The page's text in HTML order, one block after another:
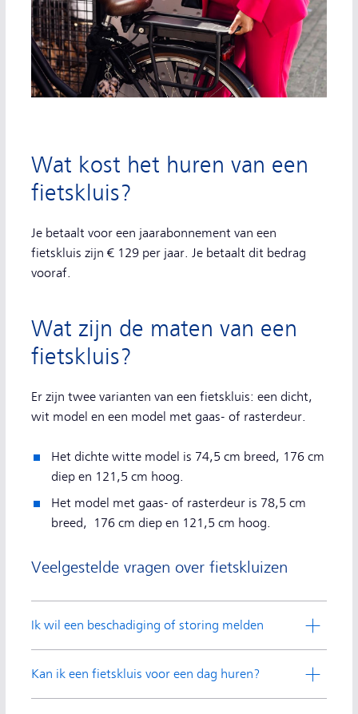
Wat kost het huren van een
fietskluis?
Je betaalt voor een jaarabonnement van een
fietskluis zijn € 129 per jaar. Je betaalt dit bedrag
vooraf.
Wat zijn de maten van een
fietskluis?
Er zijn twee varianten van een fietskluis: een dicht,
wit model en een model met gaas- of rasterdeur.
Het dichte witte model is 74,5 cm breed, 176 cm
diep en 121,5 cm hoog.
Het model met gaas- of rasterdeur is 78,5 cm
breed, 176 cm diep en 121,5 cm hoog.
Veelgestelde vragen over fietskluizen
Ik wil een beschadiging of storing melden
Kan ik een fietskluis voor een dag huren?